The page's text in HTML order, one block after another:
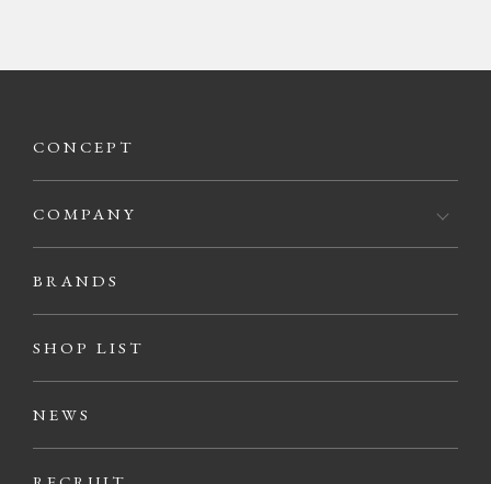
CONCEPT
COMPANY
BRANDS
SHOP LIST
NEWS